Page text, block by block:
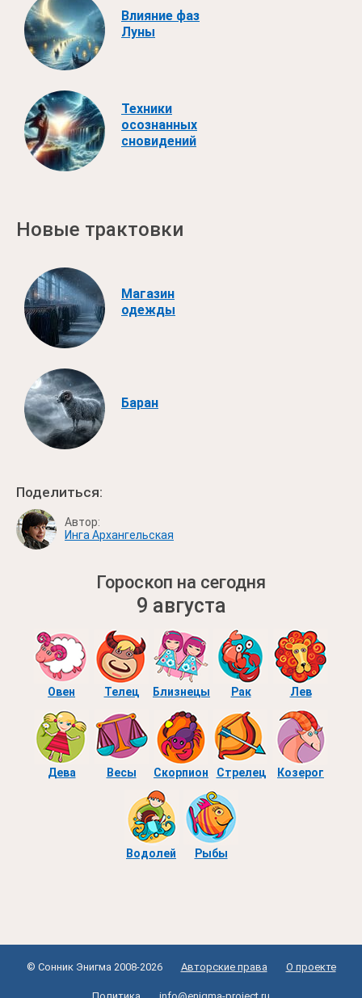
Влияние фаз
Луны
Техники
осознанных
сновидений
Новые трактовки
Магазин
одежды
Баран
Поделиться:
Автор:
Инга Архангельская
Гороскоп на сегодня
9 августа
Овен Телец Близнецы Рак Лев
Дева Весы Скорпион Стрелец Козерог
Водолей Рыбы
© Сонник Энигма 2008-2026 Авторские права О проекте